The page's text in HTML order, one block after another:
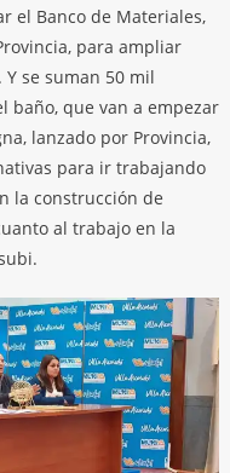
el Banco de Materiales,
para ampliar
se suman 50 mil
baño, que van a empezar
lanzado por Provincia,
para ir trabajando
la construcción de
al trabajo en la